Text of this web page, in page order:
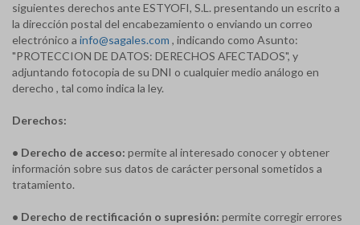
siguientes derechos ante ESTYOFI, S.L. presentando un escrito a
la dirección postal del encabezamiento o enviando un correo
electrónico a info@sagales.com , indicando como Asunto:
"PROTECCION DE DATOS: DERECHOS AFECTADOS", y
adjuntando fotocopia de su DNI o cualquier medio análogo en
derecho , tal como indica la ley.
Derechos:
• Derecho de acceso: permite al interesado conocer y obtener
información sobre sus datos de carácter personal sometidos a
tratamiento.
• Derecho de rectificación o supresión: permite corregir errores